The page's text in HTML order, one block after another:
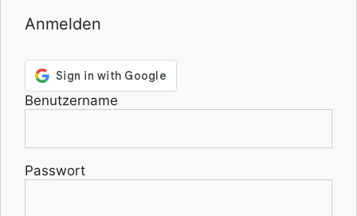
Anmelden
Benutzername
Passwort